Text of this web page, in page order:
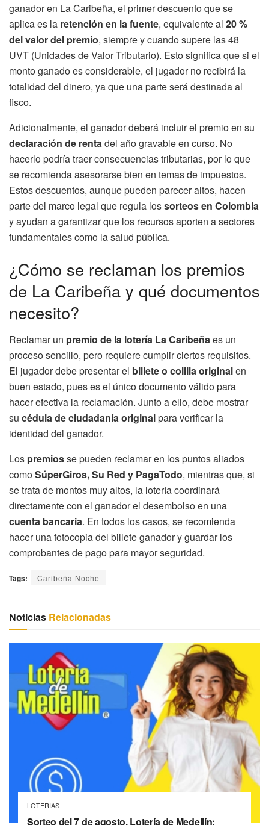
ganador en La Caribeña, el primer descuento que se
aplica es la retención en la fuente, equivalente al 20 %
del valor del premio, siempre y cuando supere las 48
UVT (Unidades de Valor Tributario). Esto significa que si el
monto ganado es considerable, el jugador no recibirá la
totalidad del dinero, ya que una parte será destinada al
fisco.
Adicionalmente, el ganador deberá incluir el premio en su
declaración de rentadel año gravable en curso. No
hacerlo podría traer consecuencias tributarias, por lo que
se recomienda asesorarse bien en temas de impuestos.
Estos descuentos, aunque pueden parecer altos, hacen
parte del marco legal que regula lossorteos en Colombia
y ayudan a garantizar que los recursos aporten a sectores
fundamentales como la salud pública.
¿Cómo se reclaman los premios
de La Caribeña y qué documentos
necesito?
Reclamar un premio de la lotería La Caribeñaes un
proceso sencillo, pero requiere cumplir ciertos requisitos.
El jugador debe presentar el billete o colilla originalen
buen estado, pues es el único documento válido para
hacer efectiva la reclamación. Junto a ello, debe mostrar
su cédula de ciudadanía originalpara verificar la
identidad del ganador.
Los premiosse pueden reclamar en los puntos aliados
comoSúperGiros, Su Red y PagaTodo, mientras que, si
se trata de montos muy altos, la lotería coordinará
directamente con el ganador el desembolso en una
cuenta bancaria. En todos los casos, se recomienda
hacer una fotocopia del billete ganador y guardar los
comprobantes de pago para mayor seguridad.
Tags: Caribeña Noche
Noticias Relacionadas
LOTERIAS
Sorteo del 7 de agosto, Lotería de Medellín: